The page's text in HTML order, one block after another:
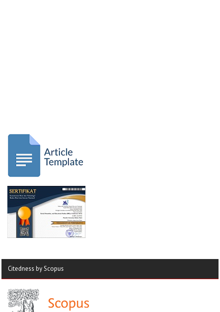
Citedness by Scopus